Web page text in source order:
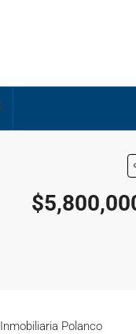
Inmobiliaria Polanco